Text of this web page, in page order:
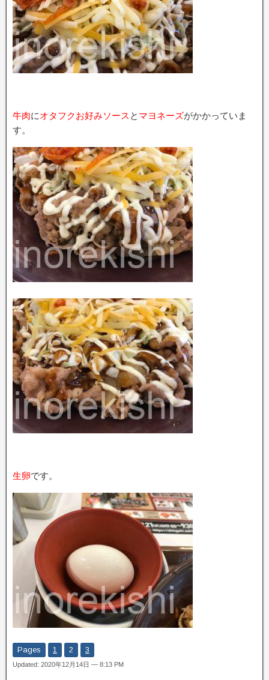
牛肉にオタフクお好みソース と マヨネーズがかかっていま
す。
生卵です。
Pages 1 2 3
Updated: 2020年12月14日 — 8:13 PM